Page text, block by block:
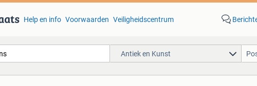
Help en info Voorwaarden Veiligheidscentrum
Antiek en Kunst